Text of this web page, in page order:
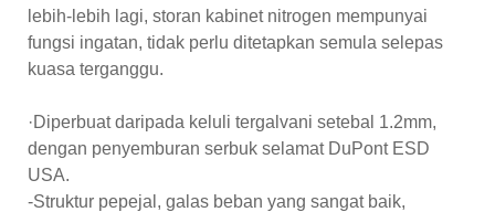
lebih-lebih lagi, storan kabinet nitrogen mempunyai
fungsi ingatan, tidak perlu ditetapkan semula selepas
kuasa terganggu.
·Diperbuat daripada keluli tergalvani setebal 1.2mm,
dengan penyemburan serbuk selamat DuPont ESD
USA.
-Struktur pepejal, galas beban yang sangat baik,